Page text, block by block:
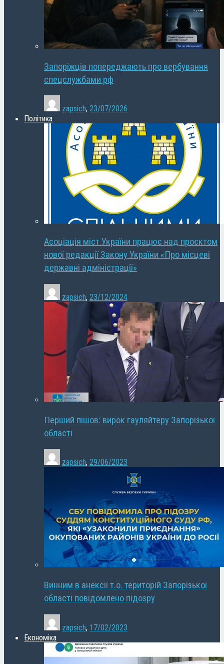
Запоріжців попереджають про вербування
спецслужбами рф
zapsich, 23/07/2026
Політика
Асоціація міст України працює над проєктом
нової редакції Закону України «Про місцеві
державні адміністрації»
zapsich, 23/12/2024
Перший пішов: вирок гауляйтеру Запорізької
області
zapsich, 29/06/2023
Винним в анексії т.о. територій Запорізької
області повідомлено підозру
zapsich, 17/02/2023
Економіка